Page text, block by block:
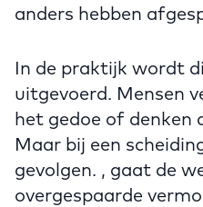
anders hebben
In de praktijk wordt
uitgevoerd. Mensen
het gedoe of denken
Maar bij een
gevolgen. , gaat de
overgespaarde